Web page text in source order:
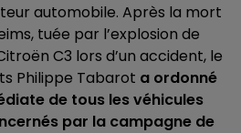
automobile. Après la mort
tuée par l’explosion de
C3 lors d’un accident, le
Philippe Tabarot a ordonné
de tous les véhicules
par la campagne de